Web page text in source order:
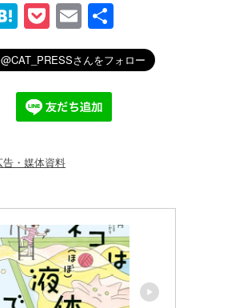
H
at
e
n
a
P
o
ck
et
E
m
ail
有
告・媒体資料